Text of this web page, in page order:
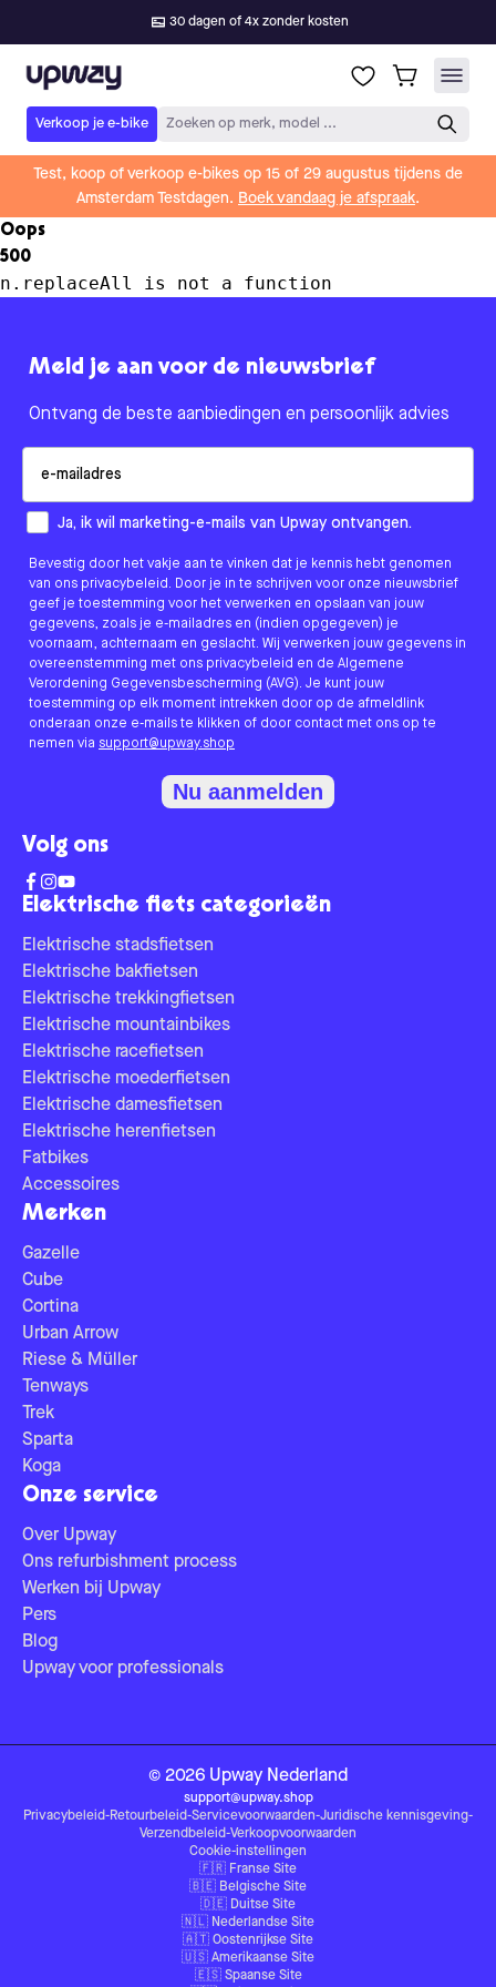
30 dagen of 4x zonder kosten
Upway
Verkoop je e-bike Zoeken op merk, model ...
Test, koop of verkoop e-bikes op 15 of 29 augustus tijdens de
Amsterdam Testdagen. Boek vandaag je afspraak.
Oops
500
n.replaceAll is not a function
Elektrische fiets categorieën
Elektrische stadsfietsen
Elektrische bakfietsen
Elektrische trekkingfietsen
Elektrische mountainbikes
Elektrische racefietsen
Elektrische moederfietsen
Elektrische damesfietsen
Elektrische herenfietsen
Fatbikes
Accessoires
Merken
Gazelle
Cube
Cortina
Urban Arrow
Riese & Müller
Tenways
Trek
Sparta
Koga
Onze service
Over Upway
Ons refurbishment process
Werken bij Upway
Pers
Blog
Upway voor professionals
Meld je aan voor de nieuwsbrief
Ontvang de beste aanbiedingen en persoonlijk advies
How would you like to hear from us?
Ja, ik wil marketing-e-mails van Upway ontvangen.
Bevestig door het vakje aan te vinken dat je kennis hebt genomen
van ons privacybeleid. Door je in te schrijven voor onze nieuwsbrief
geef je toestemming voor het verwerken en opslaan van jouw
gegevens, zoals je e-mailadres en (indien opgegeven) je
voornaam, achternaam en geslacht. Wij verwerken jouw gegevens in
overeenstemming met ons privacybeleid en de Algemene
Verordening Gegevensbescherming (AVG). Je kunt jouw
toestemming op elk moment intrekken door op de afmeldlink
onderaan onze e-mails te klikken of door contact met ons op te
nemen via support@upway.shop
Nu aanmelden
Volg ons
© 2026 Upway Nederland
support@upway.shop
Privacybeleid-Retourbeleid-Servicevoorwaarden-Juridische kennisgeving-
Verzendbeleid-Verkoopvoorwaarden
Cookie-instellingen
🇫🇷 Franse Site
🇧🇪 Belgische Site
🇩🇪 Duitse Site
🇳🇱 Nederlandse Site
🇦🇹 Oostenrijkse Site
🇺🇸 Amerikaanse Site
🇪🇸 Spaanse Site